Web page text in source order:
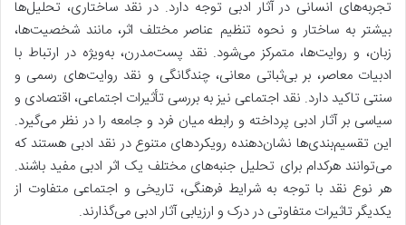
تجربه‌های انسانی در آثار ادبی توجه دارد. در نقد ساختاری، تحلیل‌ها
بیشتر به ساختار و نحوه تنظیم عناصر مختلف اثر، مانند شخصیت‌ها،
زبان، و روایت‌ها، متمرکز می‌شود. نقد پست‌مدرن، به‌ویژه در ارتباط با
ادبیات معاصر، بر بی‌ثباتی معانی، چندگانگی و نقد روایت‌های رسمی و
سنتی تاکید دارد. نقد اجتماعی نیز به بررسی تأثیرات اجتماعی، اقتصادی و
سیاسی بر آثار ادبی پرداخته و رابطه میان فرد و جامعه را در نظر می‌گیرد.
این تقسیم‌بندی‌ها نشان‌دهنده رویکردهای متنوع در نقد ادبی هستند که
می‌توانند هرکدام برای تحلیل جنبه‌های مختلف یک اثر ادبی مفید باشند.
هر نوع نقد با توجه به شرایط فرهنگی، تاریخی و اجتماعی متفاوت از
یکدیگر تاثیرات متفاوتی در درک و ارزیابی آثار ادبی می‌گذارند.